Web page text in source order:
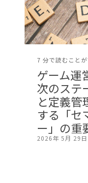
7 分で読むことが
ゲーム運
次のステ
と定義管
する「セ
ー」の重
2026年 5月 29日